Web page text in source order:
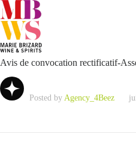
Avis de convocation rectificatif-
Posted by Agency_4Beez